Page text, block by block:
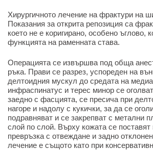
Хирургичното лечение на фрактури на
Показания за открита репозиция са
което не е коригирано, особено
функцията на раменната става.
Операцията се извършва под обща
ръка. Прави се разрез, успореден на
делтоидния мускул до средата на
инфраспинатус и терес минор се
заедно с фасцията, се пресича при
нагоре и надолу с кукички, за да се
подравняват и се закрепват с метални
слой по слой. Върху кожата се поставят
превръзка с отвеждане и задно
лечение е същото като при